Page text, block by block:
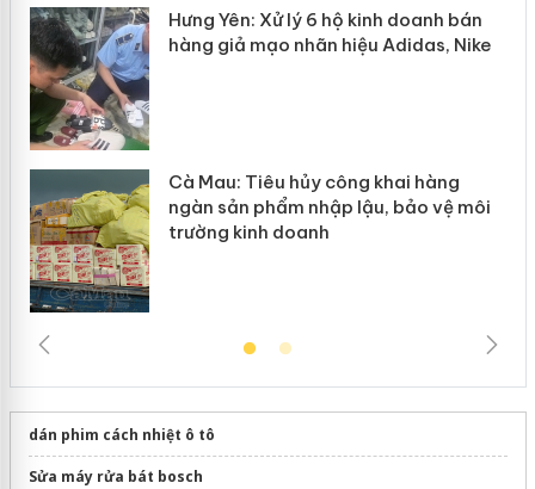
Hưng Yên: Xử lý 6 hộ kinh doanh bán
hàng giả mạo nhãn hiệu Adidas, Nike
Cà Mau: Tiêu hủy công khai hàng
ngàn sản phẩm nhập lậu, bảo vệ môi
trường kinh doanh
dán phim cách nhiệt ô tô
Sửa máy rửa bát bosch